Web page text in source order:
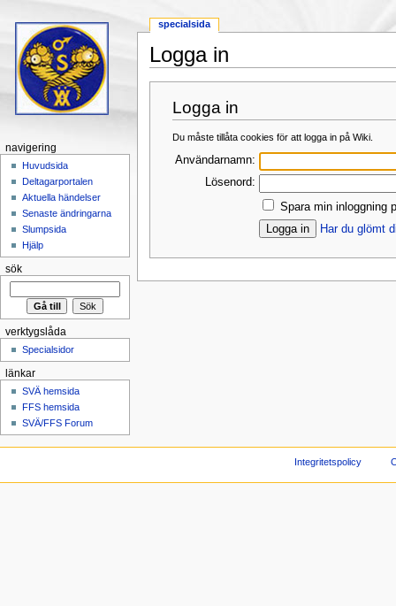
Logga in
Logga in
Du måste tillåta cookies för att logga in på Wiki.
Användarnamn:
Lösenord:
Spara min inloggning
Har du glömt
specialsida
navigering
Huvudsida
Deltagarportalen
Aktuella händelser
Senaste ändringarna
Slumpsida
Hjälp
sök
verktygslåda
Specialsidor
länkar
SVÄ hemsida
FFS hemsida
SVÄ/FFS Forum
Integritetspolicy